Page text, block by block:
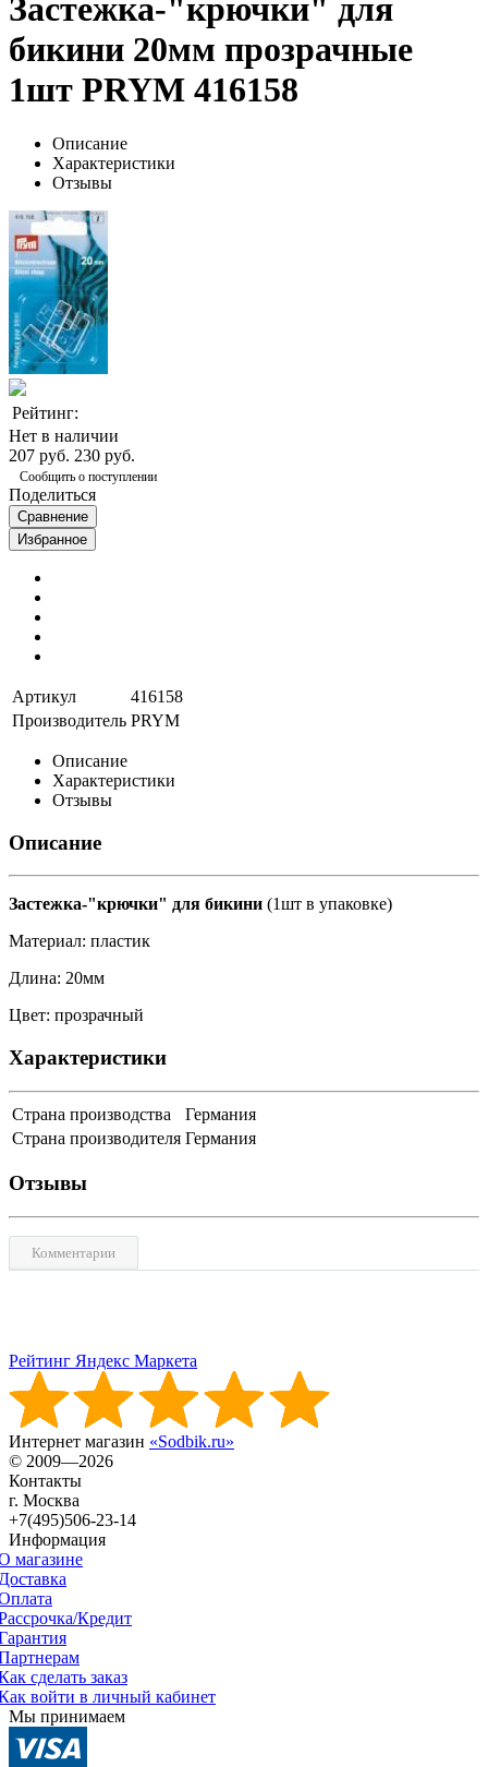
Застежка-"крючки" для
бикини 20мм прозрачные
1шт PRYM 416158
Описание
Характеристики
Отзывы
Рейтинг:
Нет в наличии
207 руб. 230 руб.
Сообщить о поступлении
Поделиться
Сравнение
Избранное
Артикул
416158
Производитель PRYM
Описание
Характеристики
Отзывы
Описание
Застежка-"крючки" для бикини (1шт в упаковке)
Материал: пластик
Длина: 20мм
Цвет: прозрачный
Характеристики
Страна производства
Германия
Страна производителя Германия
Отзывы
Комментарии
Рейтинг Яндекс Маркета
Интернет магазин «Sodbik.ru»
© 2009—2026
Контакты
г. Москва
+7(495)506-23-14
Информация
магазине
Кредит
сделать заказ
войти в личный кабинет
Мы принимаем